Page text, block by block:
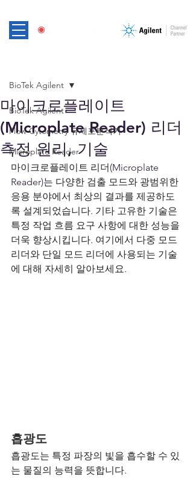
BioTek Agilent
Flow Cytometry 유세포분석기
Microplate Reader
BioTek Agilent
마이크로플레이트
(Microplate Reader) 리더
측정 원리, 기술
마이크로플레이트 리더(Microplate
Reader)는 다양한 검출 모드와 광범위한
응용 분야에서 최상의 결과를 제공하도
록 설계되었습니다. 기타 고유한 기술은
특정 작업 흐름 요구 사항에 대한 성능을
더욱 향상시킵니다. 여기에서 다중 모드
리더와 단일 모드 리더에 사용되는 기술
에 대해 자세히 알아보세요.
흡광도
흡광도는 특정 파장의 빛을 흡수할 수 있
는 물질의 능력을 뜻합니다.